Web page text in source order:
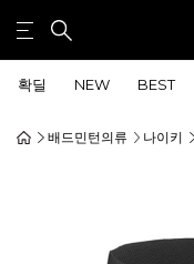
확딜 NEW BEST
배드민턴의류 나이키